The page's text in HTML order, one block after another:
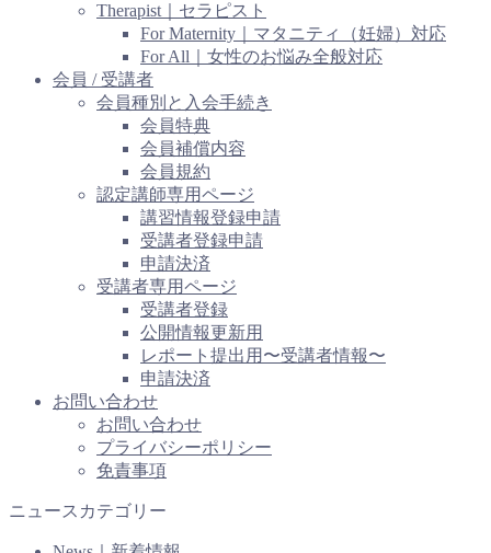
Therapist｜セラピスト
For Maternity｜マタニティ（妊婦）対応
For All｜女性のお悩み全般対応
会員 / 受講者
会員種別と入会手続き
会員特典
会員補償内容
会員規約
認定講師専用ページ
講習情報登録申請
受講者登録申請
申請決済
受講者専用ページ
受講者登録
公開情報更新用
レポート提出用〜受講者情報〜
申請決済
お問い合わせ
お問い合わせ
プライバシーポリシー
免責事項
ニュースカテゴリー